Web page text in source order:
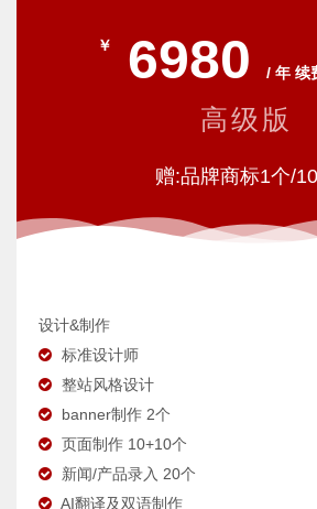
￥ 6980 / 年 续
高级版
赠:品牌商标1个/
设计&制作
标准设计师
整站风格设计
banner制作 2个
页面制作 10+10个
新闻/产品录入 20个
AI翻译及双语制作